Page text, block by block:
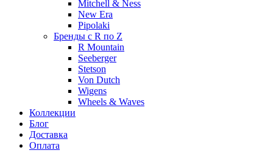
Mitchell & Ness
New Era
Pipolaki
Бренды с R по Z
R Mountain
Seeberger
Stetson
Von Dutch
Wigens
Wheels & Waves
Коллекции
Блог
Доставка
Оплата